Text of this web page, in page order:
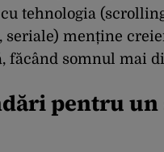
tehnologia
seriale) menține
făcând somnul mai
pentru un